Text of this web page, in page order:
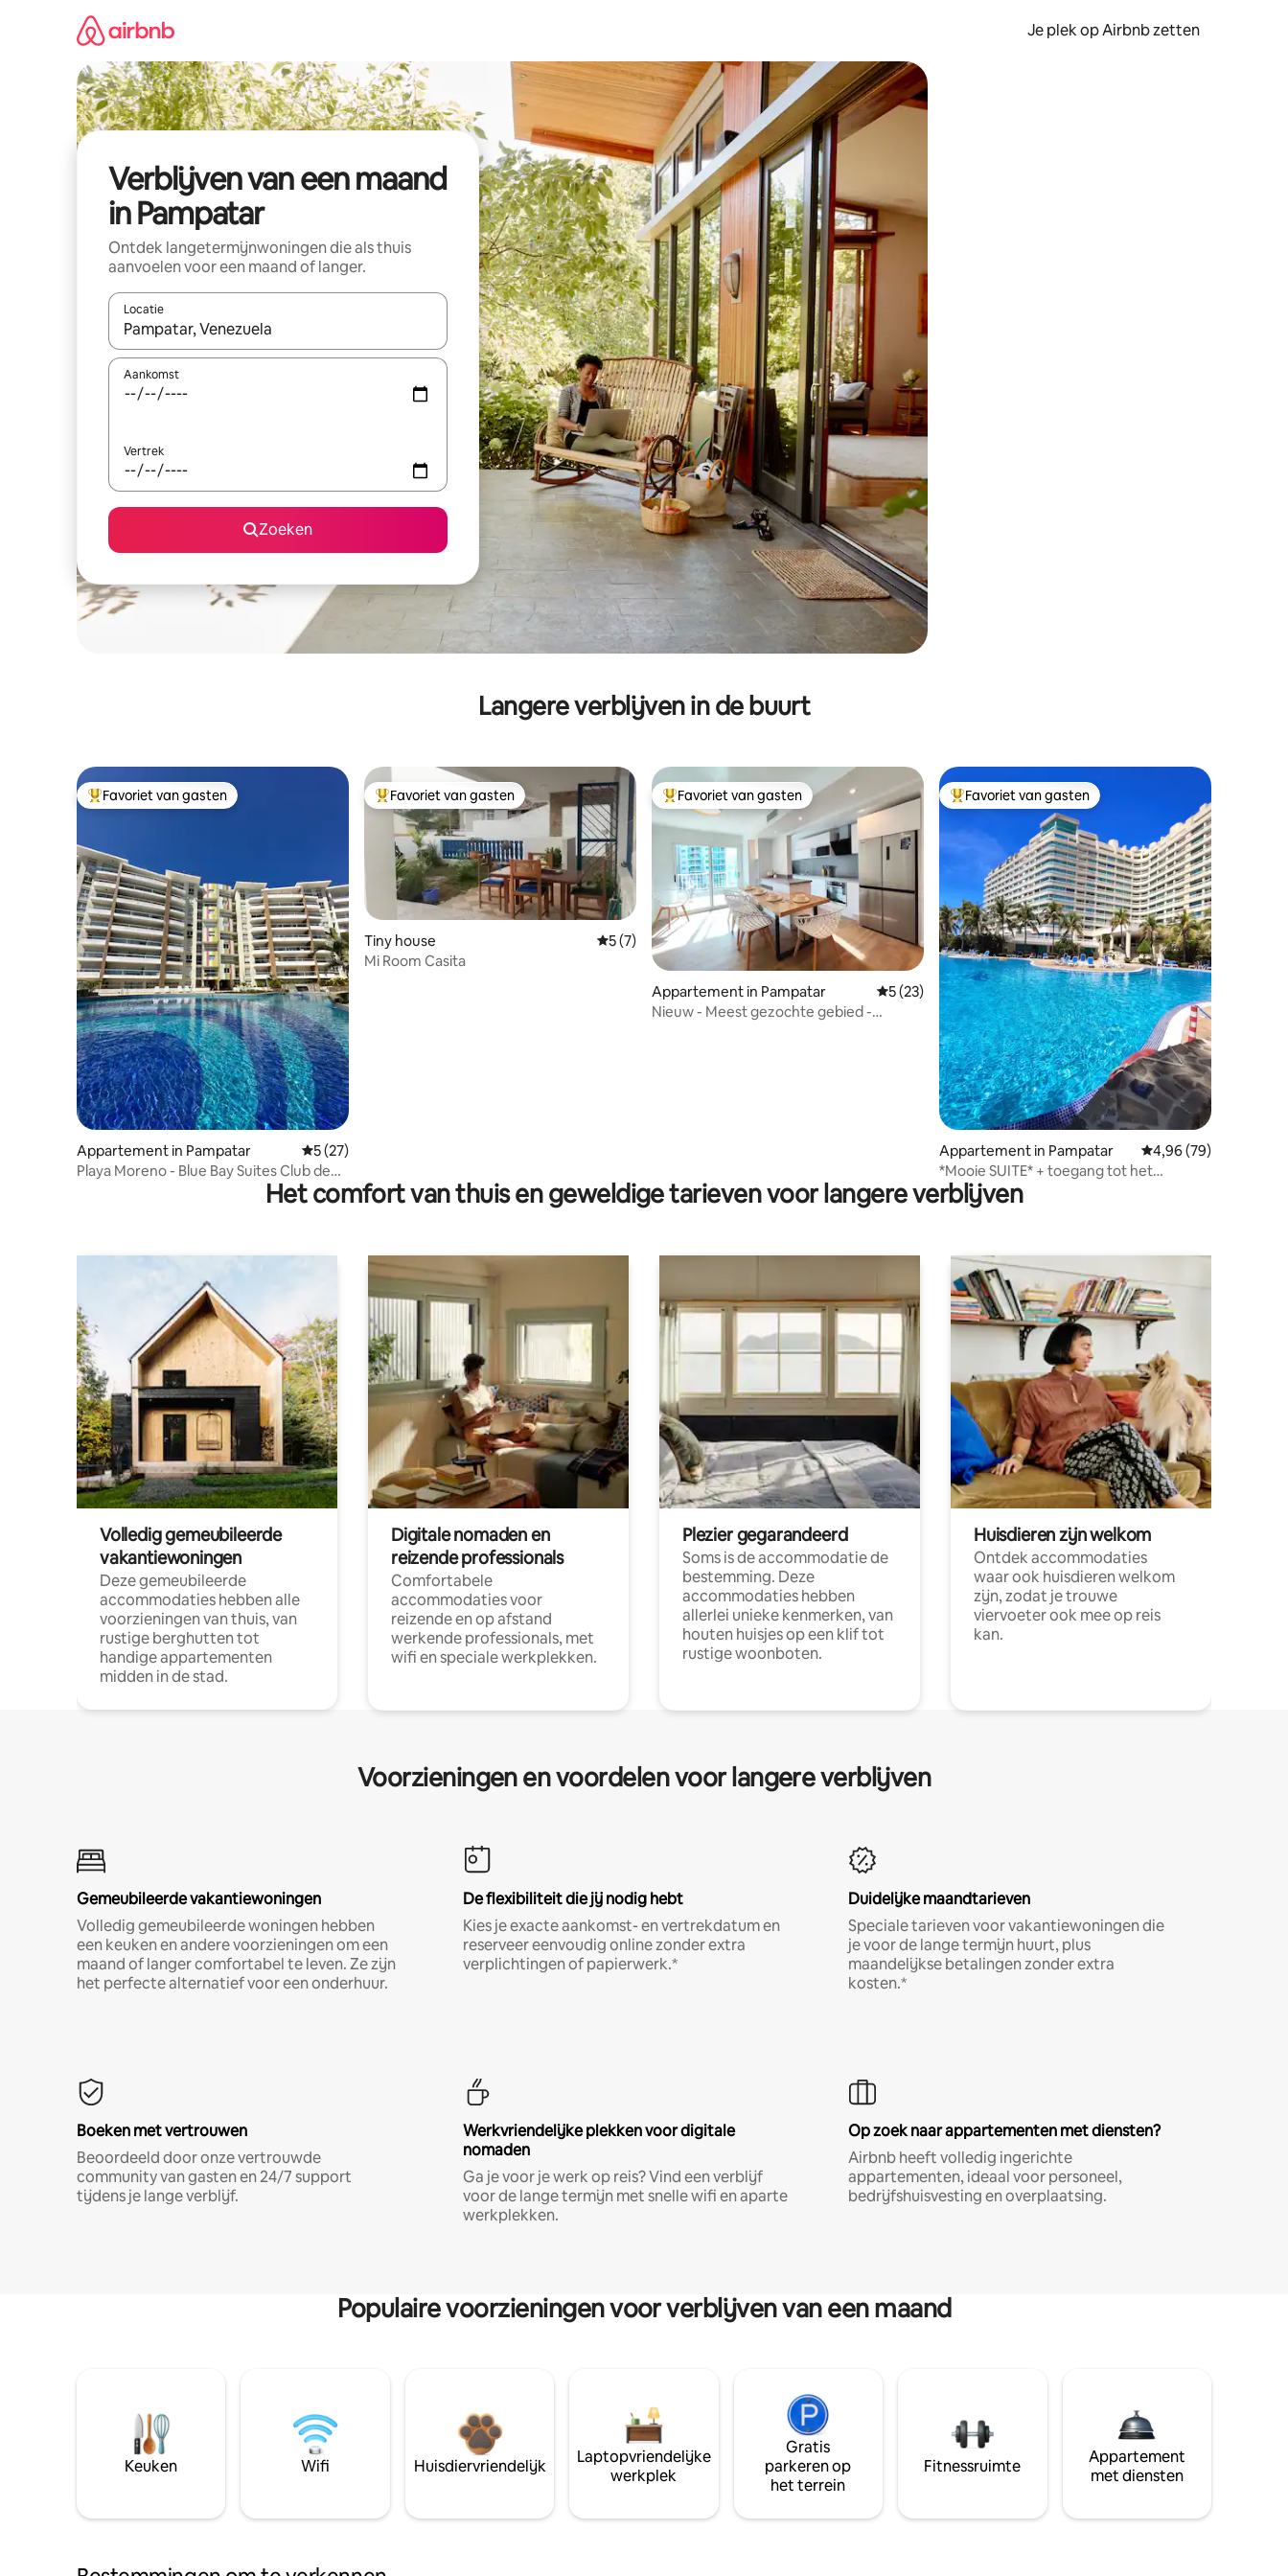
Je plek op Airbnb zetten
Verblijven van een maand
in Pampatar
Ontdek langetermijnwoningen die als thuis
aanvoelen voor een maand of langer.
Locatie
Wanneer er resultaten beschikbaar zijn, maak je een keuze met je de pijltjestoetsen omhoog en omlaag, óf door te tikken of swipen.
Aankomst
Vertrek
Zoeken
Langere verblijven in de buurt
Topfavoriet van gasten
Favoriet van gasten
Appartement in Pampatar Gemiddelde beoordeling van 5 op 5, 27 recensies
5 (27)
Playa Moreno - Blue Bay Suites Club de
Topfavoriet van gasten
Favoriet van gasten
Tiny house Gemiddelde beoordeling van 5 op 5, 7 recensies
5 (7)
Mi Room Casita
Topfavoriet van gasten
Favoriet van gasten
Appartement in Pampatar Gemiddelde beoordeling van 5 op 5, 23 recensies
5 (23)
Nieuw - Meest gezochte gebied -
Topfavoriet van gasten
Favoriet van gasten
Appartement in Pampatar Gemiddelde
4,96 (79)
*Mooie SUITE* + toegang tot het
STRAND *Pampatar*
Het comfort van thuis en geweldige tarieven voor langere verblijven
Volledig gemeubileerde
vakantiewoningen
Deze gemeubileerde
accommodaties hebben alle
voorzieningen van thuis, van
rustige berghutten tot
handige appartementen
midden in de stad.
Digitale nomaden en
reizende professionals
Comfortabele
accommodaties voor
reizende en op afstand
werkende professionals, met
wifi en speciale werkplekken.
Plezier gegarandeerd
Soms is de accommodatie de
bestemming. Deze
accommodaties hebben
allerlei unieke kenmerken, van
houten huisjes op een klif tot
rustige woonboten.
Huisdieren zijn welkom
Ontdek accommodaties
waar ook huisdieren welkom
zijn, zodat je trouwe
viervoeter ook mee op reis
kan.
Voorzieningen en voordelen voor langere verblijven
Gemeubileerde vakantiewoningen
Volledig gemeubileerde woningen hebben
een keuken en andere voorzieningen om een
maand of langer comfortabel te leven. Ze zijn
het perfecte alternatief voor een onderhuur.
De flexibiliteit die jij nodig hebt
Kies je exacte aankomst- en vertrekdatum en
reserveer eenvoudig online zonder extra
verplichtingen of papierwerk.*
Duidelijke maandtarieven
Speciale tarieven voor vakantiewoningen die
je voor de lange termijn huurt, plus
maandelijkse betalingen zonder extra
kosten.*
Boeken met vertrouwen
Beoordeeld door onze vertrouwde
community van gasten en 24/7 support
tijdens je lange verblijf.
Werkvriendelijke plekken voor digitale
nomaden
Ga je voor je werk op reis? Vind een verblijf
voor de lange termijn met snelle wifi en aparte
werkplekken.
Op zoek naar appartementen met diensten?
Airbnb heeft volledig ingerichte
appartementen, ideaal voor personeel,
bedrijfshuisvesting en overplaatsing.
Populaire voorzieningen voor verblijven van een maand
Keuken Wifi Huisdiervriendelijk
Laptopvriendelijke
werkplek
Gratis
parkeren op
het terrein
Fitnessruimte
Appartement
met diensten